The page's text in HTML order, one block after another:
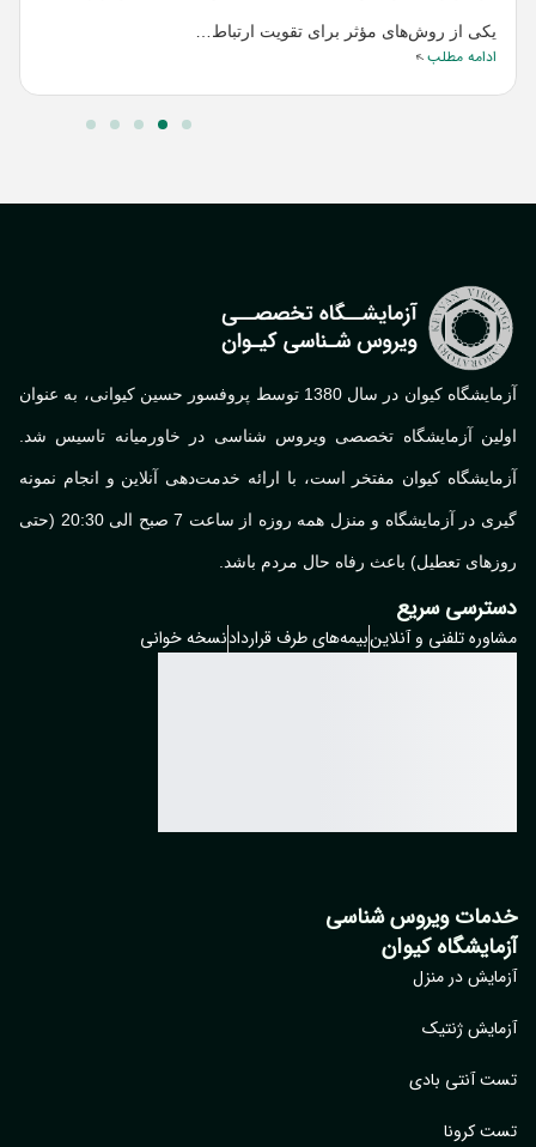
یکی از روش‌های مؤثر برای تقویت ارتباط…
ادامه مطلب
آزمایشگاه کیوان در سال 1380 توسط پروفسور حسین کیوانی، به عنوان
آزمایشگاه تخصصی ویروس شناسی در خاورمیانه تاسیس شد.
کیوان مفتخر است، با ارائه خدمت‌دهی آنلاین و انجام نمونه
گیری در آزمایشگاه و منزل همه روزه از ساعت 7 صبح الی 20:30 (حتی
تعطیل) باعث رفاه حال مردم باشد.
سریع
تلفنی و آنلاینبیمه‌های طرف قراردادنسخه خوانی
ویروس شناسی
کیوان
در منزل
ژنتیک
آنتی بادی
کرونا